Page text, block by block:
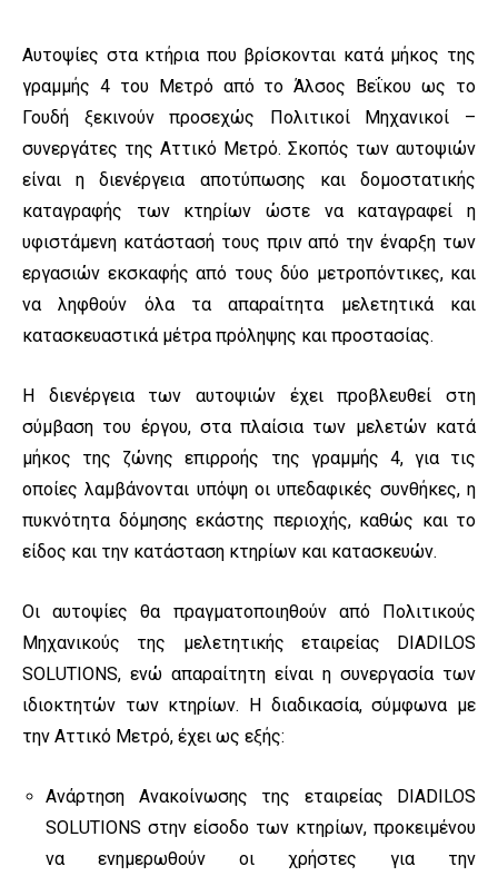
Αυτοψίες στα κτήρια που βρίσκονται κατά μήκος της
γραμμής 4 του Μετρό από το Άλσος Βεΐκου ως το
Γουδή ξεκινούν προσεχώς Πολιτικοί Μηχανικοί –
συνεργάτες της Αττικό Μετρό. Σκοπός των αυτοψιών
είναι η διενέργεια αποτύπωσης και δομοστατικής
καταγραφής των κτηρίων ώστε να καταγραφεί η
υφιστάμενη κατάστασή τους πριν από την έναρξη των
εργασιών εκσκαφής από τους δύο μετροπόντικες, και
να ληφθούν όλα τα απαραίτητα μελετητικά και
κατασκευαστικά μέτρα πρόληψης και προστασίας.
Η διενέργεια των αυτοψιών έχει προβλευθεί στη
σύμβαση του έργου, στα πλαίσια των μελετών κατά
μήκος της ζώνης επιρροής της γραμμής 4, για τις
οποίες λαμβάνονται υπόψη οι υπεδαφικές συνθήκες, η
πυκνότητα δόμησης εκάστης περιοχής, καθώς και το
είδος και την κατάσταση κτηρίων και κατασκευών.
Οι αυτοψίες θα πραγματοποιηθούν από Πολιτικούς
Μηχανικούς της μελετητικής εταιρείας DIADILOS
SOLUTIONS, ενώ απαραίτητη είναι η συνεργασία των
ιδιοκτητών των κτηρίων. Η διαδικασία, σύμφωνα με
την Αττικό Μετρό, έχει ως εξής:
Ανάρτηση Ανακοίνωσης της εταιρείας DIADILOS
SOLUTIONS στην είσοδο των κτηρίων, προκειμένου
να ενημερωθούν οι χρήστες για την